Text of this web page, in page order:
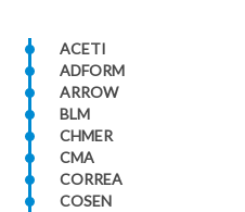
ACETI
ADFORM
ARROW
BLM
CHMER
CMA
CORREA
COSEN